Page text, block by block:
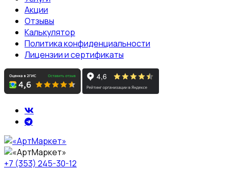
Акции
Отзывы
Калькулятор
Политика конфиденциальности
Лицензии и сертификаты
+7 (353) 245-30-12